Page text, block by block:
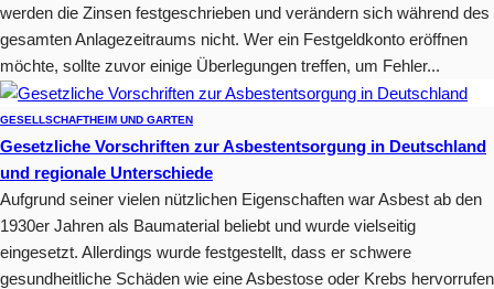
werden die Zinsen festgeschrieben und verändern sich während des
gesamten Anlagezeitraums nicht. Wer ein Festgeldkonto eröffnen
möchte, sollte zuvor einige Überlegungen treffen, um Fehler...
GESELLSCHAFTHEIM UND GARTEN
Gesetzliche Vorschriften zur Asbestentsorgung in Deutschland
und regionale Unterschiede
Aufgrund seiner vielen nützlichen Eigenschaften war Asbest ab den
1930er Jahren als Baumaterial beliebt und wurde vielseitig
eingesetzt. Allerdings wurde festgestellt, dass er schwere
gesundheitliche Schäden wie eine Asbestose oder Krebs hervorrufen